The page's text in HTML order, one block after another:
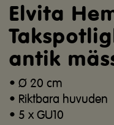
Elvita
antik
• Ø 20 cm
• Riktbara huvuden
• 5 x GU10